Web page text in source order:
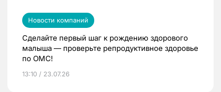
Новости компаний
Сделайте первый шаг к рождению здорового
малыша — проверьте репродуктивное здоровье
по ОМС!
13:10 / 23.07.26